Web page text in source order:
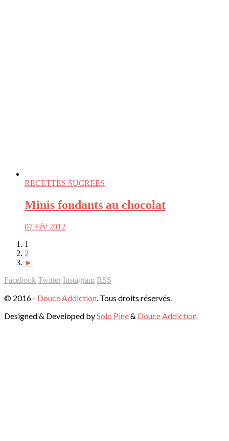
RECETTES SUCREES
Minis fondants au chocolat
07 Fév 2012
1
2
►
Facebook Twitter Instagram RSS
© 2016 - Douce Addiction. Tous droits réservés.
Designed & Developed bySolo Pine& Douce Addiction